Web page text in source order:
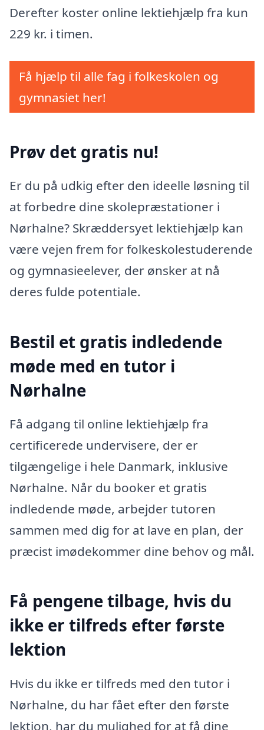
Derefter koster online lektiehjælp fra kun
229 kr. i timen.
Få hjælp til alle fag i folkeskolen og
gymnasiet her!
Prøv det gratis nu!
Er du på udkig efter den ideelle løsning til
at forbedre dine skolepræstationer i
Nørhalne? Skræddersyet lektiehjælp kan
være vejen frem for folkeskolestuderende
og gymnasieelever, der ønsker at nå
deres fulde potentiale.
Bestil et gratis indledende
møde med en tutor i
Nørhalne
Få adgang til online lektiehjælp fra
certificerede undervisere, der er
tilgængelige i hele Danmark, inklusive
Nørhalne. Når du booker et gratis
indledende møde, arbejder tutoren
sammen med dig for at lave en plan, der
præcist imødekommer dine behov og mål.
Få pengene tilbage, hvis du
ikke er tilfreds efter første
lektion
Hvis du ikke er tilfreds med den tutor i
Nørhalne, du har fået efter den første
lektion, har du mulighed for at få dine